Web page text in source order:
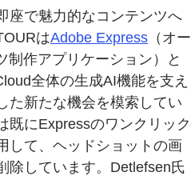
座で魅力的なコンテンツへ
はAdobe Express （オー
制作アプリケーション）と
全体の生成AI機能を支え
た新たな機会を模索してい
既にExpressのワンクリック
して、ヘッドショットの画
除しています。Detlefsen氏